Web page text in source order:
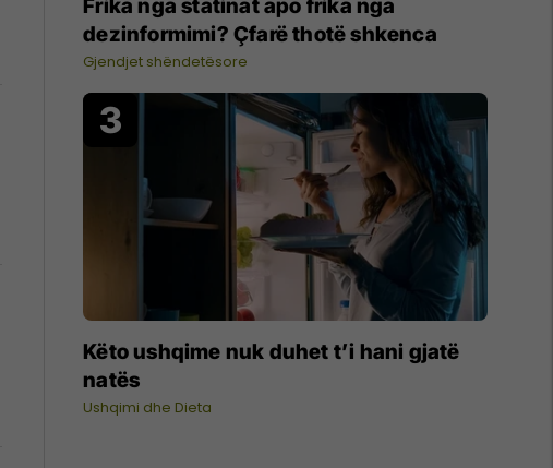
Frika nga statinat apo frika nga
dezinformimi? Çfarë thotë shkenca
Gjendjet shëndetësore
Këto ushqime nuk duhet t’i hani gjatë
natës
Ushqimi dhe Dieta